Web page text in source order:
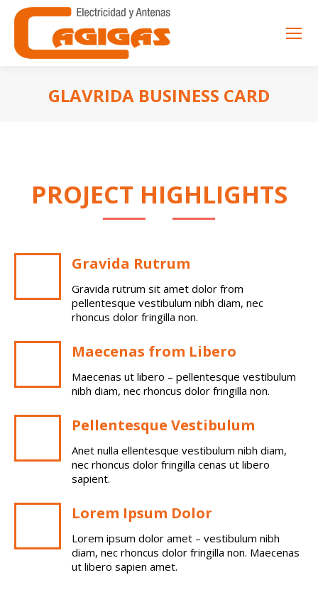
GLAVRIDA BUSINESS CARD
PROJECT HIGHLIGHTS
Gravida Rutrum
Gravida rutrum sit amet dolor from
pellentesque vestibulum nibh diam, nec
rhoncus dolor fringilla non.
Maecenas from Libero
Maecenas ut libero – pellentesque vestibulum
nibh diam, nec rhoncus dolor fringilla non.
Pellentesque Vestibulum
Anet nulla ellentesque vestibulum nibh diam,
nec rhoncus dolor fringilla cenas ut libero
sapient.
Lorem Ipsum Dolor
Lorem ipsum dolor amet – vestibulum nibh
diam, nec rhoncus dolor fringilla non. Maecenas
ut libero sapien amet.